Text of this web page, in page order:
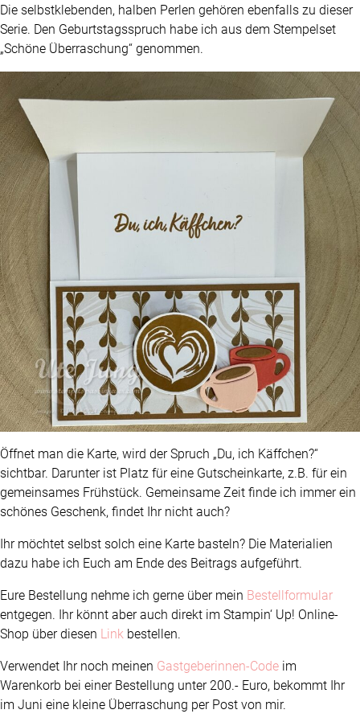
Die selbstklebenden, halben Perlen gehören ebenfalls zu dieser
Serie. Den Geburtstagsspruch habe ich aus dem Stempelset
„Schöne Überraschung“ genommen.
Öffnet man die Karte, wird der Spruch „Du, ich Käffchen?“
sichtbar. Darunter ist Platz für eine Gutscheinkarte, z.B. für ein
gemeinsames Frühstück. Gemeinsame Zeit finde ich immer ein
schönes Geschenk, findet Ihr nicht auch?
Ihr möchtet selbst solch eine Karte basteln? Die Materialien
dazu habe ich Euch am Ende des Beitrags aufgeführt.
Eure Bestellung nehme ich gerne über mein Bestellformular
entgegen. Ihr könnt aber auch direkt im Stampin‘ Up! Online-
Shop über diesen Link bestellen.
Verwendet Ihr noch meinen Gastgeberinnen-Code im
Warenkorb bei einer Bestellung unter 200.- Euro, bekommt Ihr
im Juni eine kleine Überraschung per Post von mir.